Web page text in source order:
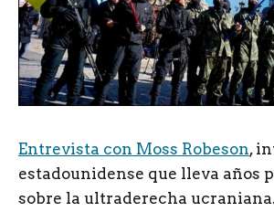
Entrevista con Moss Robeson,
estadounidense que lleva años
sobre la ultraderecha